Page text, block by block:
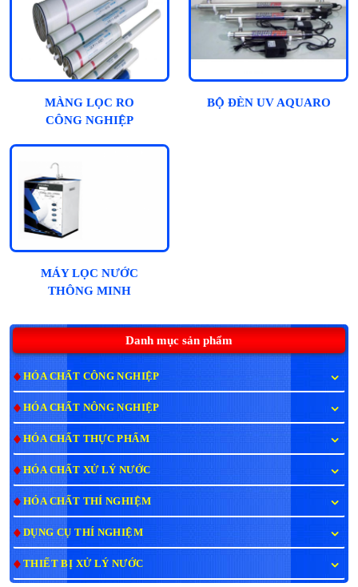
Danh mục sản phẩm
HÓA CHẤT CÔNG NGHIỆP
HÓA CHẤT NÔNG NGHIỆP
HÓA CHẤT THỰC PHẨM
HÓA CHẤT XỬ LÝ NƯỚC
HÓA CHẤT THÍ NGHIỆM
DỤNG CỤ THÍ NGHIỆM
THIẾT BỊ XỬ LÝ NƯỚC
MÀNG LỌC RO
CÔNG NGHIỆP
BỘ ĐÈN UV AQUARO
MÁY LỌC NƯỚC
THÔNG MINH
10 CẤP - CAO CẤP